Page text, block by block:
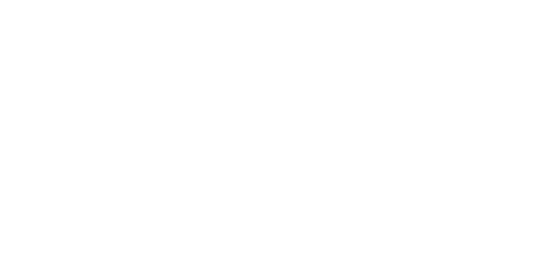
descarta, por ahora, la intervención de terceros
y defendió la evaluación de la credibilidad como herramienta
Larroudé y confirmó que buscará la reelección en 2027
sobre Fuerza Pampa: Mi prioridad es la gestión
siempre tiene que estar del lado del pueblo
el barrio Lowo Che: Provincia invertirá más de $25.000
de las víctimas de la tragedia en